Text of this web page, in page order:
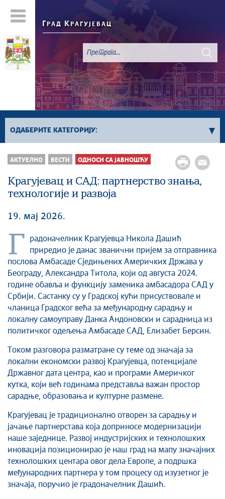
Г РАД К РАГУЈЕВАЦ
ОДАБЕРИТЕ КАТЕГОРИЈУ:
Све вести
Сервисне Информације
Генерално
Односи са јавношћу
Здравство
Социјална заштита
Спорт
Седнице Градског већа
Седнице Скупштине
Туризам
Крагујевац - Град у парку
Млади у локалној самоуправи
НВО
Међународна сарадња
Позив за медије
Избори
Октобарске свечаности
Образовање
Савет за координацију послова безбедности
саобраћаја
Људска и мањинска права
АКТУЕЛНО ВЕСТИ ОДНОСИ СА ЈАВНОШЋУ
Крагујевац и САД: партнерство знања,
технологије и развоја
19. мај 2026.
Г
радоначелник Крагујевца Никола Дашић
приредио је данас званични пријем за отправника
послова Амбасаде Сједињених Америчких Држава у
Београду, Александра Титола, који од августа 2024.
године обавља и функцију заменика амбасадора САД у
Србији. Састанку су у Градској кући присуствовале и
чланица Градског већа за међународну сарадњу и
локалну самоуправу Данка Андоновски и сарадница из
политичког одељења Амбасаде САД, Елизабет Берсин.
Током разговора разматране су теме од значаја за
локални економски развој Крагујевца, потенцијале
Државног дата центра, као и програми Америчког
кутка, који већ годинама представља важан простор
сарадње, образовања и културне размене.
Крагујевац је традиционално отворен за сарадњу и
јачање партнерстава која доприносе модернизацији
наше заједнице. Развој индустријских и технолошких
иновација позиционирао је наш град на мапу значајних
технолошких центара овог дела Европе, а подршка
међународних партнера у том процесу од изузетног је
значаја, поручио је градоначелник Дашић.